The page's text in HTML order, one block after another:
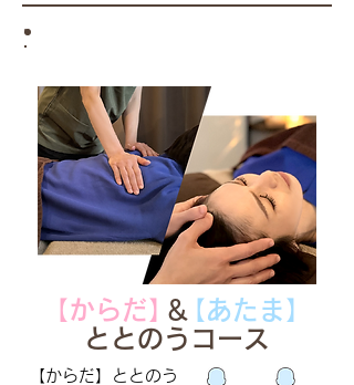
【からだ 】 ＆【あたま】
ととのうコース
【からだ】ととのう